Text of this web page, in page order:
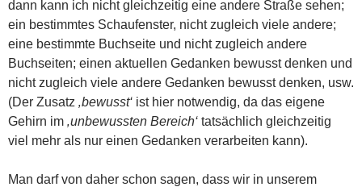
dann kann ich nicht gleichzeitig eine andere Straße sehen;
ein bestimmtes Schaufenster, nicht zugleich viele andere;
eine bestimmte Buchseite und nicht zugleich andere
Buchseiten; einen aktuellen Gedanken bewusst denken und
nicht zugleich viele andere Gedanken bewusst denken, usw.
(Der Zusatz ‚bewusst‘ ist hier notwendig, da das eigene
Gehirn im ‚unbewussten Bereich‘ tatsächlich gleichzeitig
viel mehr als nur einen Gedanken verarbeiten kann).
Man darf von daher schon sagen, dass wir in unserem